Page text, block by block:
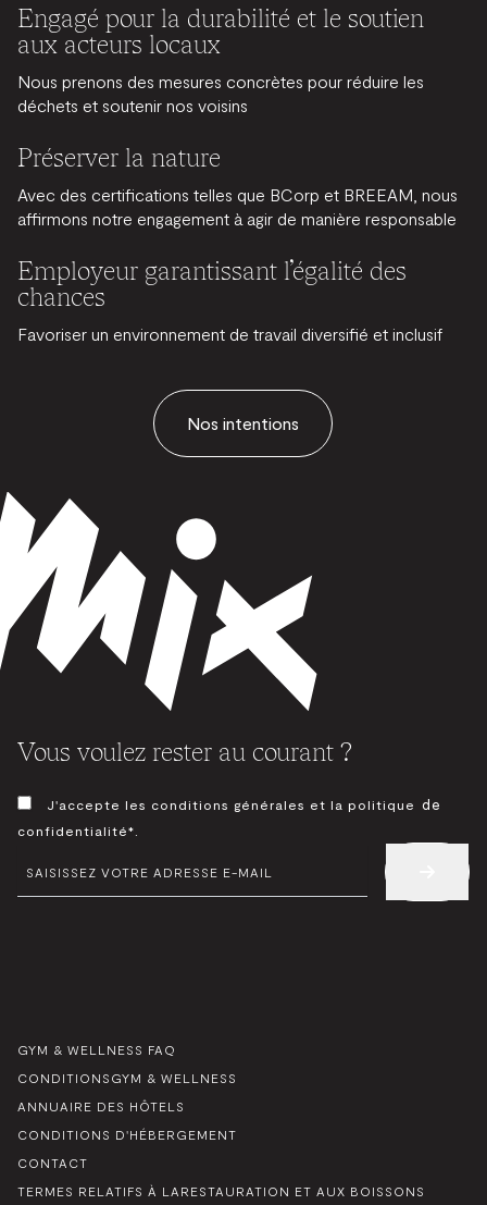
Engagé pour la durabilité et le soutien
aux acteurs locaux
Nous prenons des mesures concrètes pour réduire les
déchets et soutenir nos voisins
Préserver la nature
Avec des certifications telles que BCorp et BREEAM, nous
affirmons notre engagement à agir de manière responsable
Employeur garantissant l’égalité des
chances
Favoriser un environnement de travail diversifié et inclusif
Nos intentions
Vous voulez rester au courant ?
CONSENTEMENT
J'accepte les conditions générales et la politique de
confidentialité*.
E-
MAIL
GYM & WELLNESS FAQ
CONDITIONSGYM & WELLNESS
ANNUAIRE DES HÔTELS
CONDITIONS D'HÉBERGEMENT
CONTACT
TERMES RELATIFS À LARESTAURATION ET AUX BOISSONS